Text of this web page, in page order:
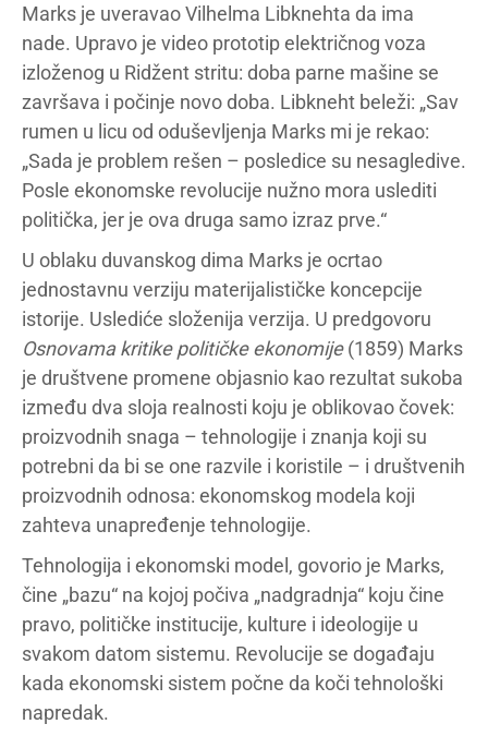
Marks je uveravao Vilhelma Libknehta da ima
nade. Upravo je video prototip električnog voza
izloženog u Ridžent stritu: doba parne mašine se
završava i počinje novo doba. Libkneht beleži: „Sav
rumen u licu od oduševljenja Marks mi je rekao:
„Sada je problem rešen – posledice su nesagledive.
Posle ekonomske revolucije nužno mora uslediti
politička, jer je ova druga samo izraz prve.“
U oblaku duvanskog dima Marks je ocrtao
jednostavnu verziju materijalističke koncepcije
istorije. Uslediće složenija verzija. U predgovoru
Osnovama kritike političke ekonomije(1859) Marks
je društvene promene objasnio kao rezultat sukoba
između dva sloja realnosti koju je oblikovao čovek:
proizvodnih snaga – tehnologije i znanja koji su
potrebni da bi se one razvile i koristile – i društvenih
proizvodnih odnosa: ekonomskog modela koji
zahteva unapređenje tehnologije.
Tehnologija i ekonomski model, govorio je Marks,
čine „bazu“ na kojoj počiva „nadgradnja“ koju čine
pravo, političke institucije, kulture i ideologije u
svakom datom sistemu. Revolucije se događaju
kada ekonomski sistem počne da koči tehnološki
napredak.